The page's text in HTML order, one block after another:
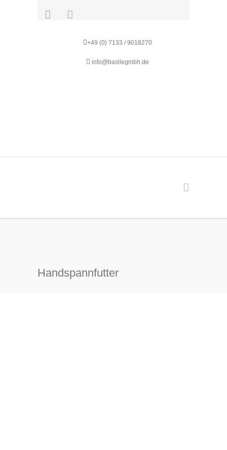
+49 (0) 7133 / 9018270
info@basilegmbh.de
Handspannfutter